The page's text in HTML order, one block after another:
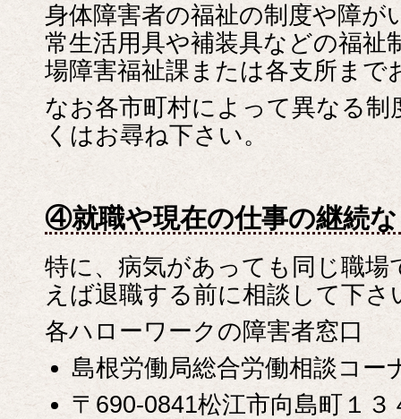
身体障害者の福祉の制度や障が
常生活用具や補装具などの福祉
場障害福祉課または各支所まで
なお各市町村によって異なる
くはお尋ね下さい。
④就職や現在の仕事の継続
特に、病気があっても同じ職場
えば退職する前に相談して下さ
各ハローワークの障害者窓口
島根労働局総合労働相談コー
〒690-0841松江市向島町１３